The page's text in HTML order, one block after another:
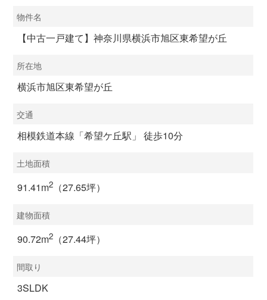
物件名
【中古一戸建て】神奈川県横浜市旭区東希望が丘
所在地
横浜市旭区東希望が丘
交通
相模鉄道本線「希望ケ丘駅」 徒歩10分
土地面積
91.41m2（27.65坪）
建物面積
90.72m2（27.44坪）
間取り
3SLDK